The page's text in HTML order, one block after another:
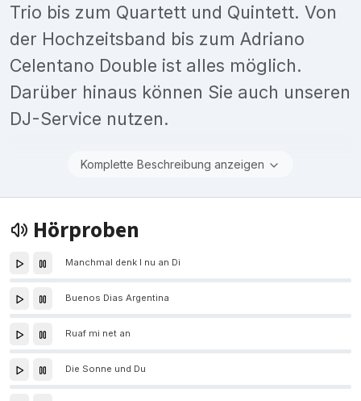
Trio bis zum Quartett und Quintett. Von
der Hochzeitsband bis zum Adriano
Celentano Double ist alles möglich.
Darüber hinaus können Sie auch unseren
DJ-Service nutzen.
Komplette Beschreibung anzeigen
Hörproben
Manchmal denk I nu an Di
Buenos Dias Argentina
Ruaf mi net an
Die Sonne und Du